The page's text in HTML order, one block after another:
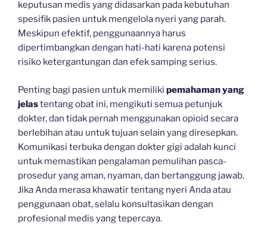
keputusan medis yang didasarkan pada kebutuhan
spesifik pasien untuk mengelola nyeri yang parah.
Meskipun efektif, penggunaannya harus
dipertimbangkan dengan hati-hati karena potensi
risiko ketergantungan dan efek samping serius.
Penting bagi pasien untuk memiliki pemahaman yang
jelastentang obat ini, mengikuti semua petunjuk
dokter, dan tidak pernah menggunakan opioid secara
berlebihan atau untuk tujuan selain yang diresepkan.
Komunikasi terbuka dengan dokter gigi adalah kunci
untuk memastikan pengalaman pemulihan pasca-
prosedur yang aman, nyaman, dan bertanggung jawab.
Jika Anda merasa khawatir tentang nyeri Anda atau
penggunaan obat, selalu konsultasikan dengan
profesional medis yang tepercaya.